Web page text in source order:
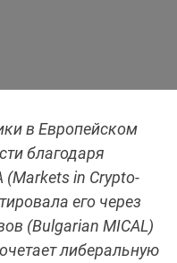
в Европейском
благодаря
(Markets in Crypto-
его через
(Bulgarian MICAL)
либеральную